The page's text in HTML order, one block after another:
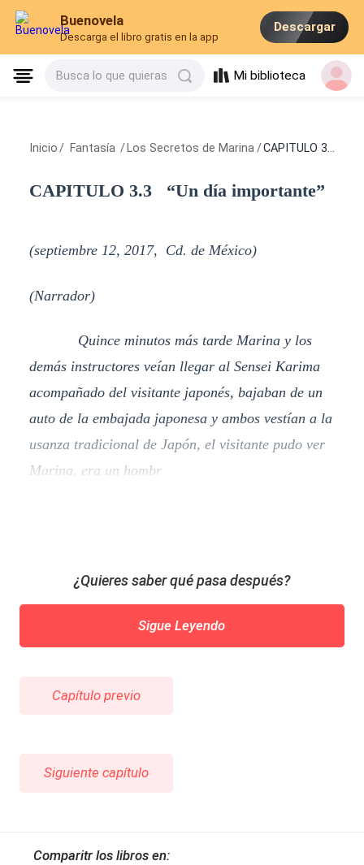
Buenovela
Descarga el libro gratis en la app
Descargar
Busca lo que quieras Mi biblioteca
Inicio / Fantasía / Los Secretos de Marina /CAPITULO 3.3 “Un día importante”
CAPITULO 3.3 “Un día importante”
(septiembre 12, 2017, Cd. de México)
(Narrador)
Quince minutos más tarde Marina y los
demás instructores veían llegar al Sensei Karima
acompañado del visitante japonés, bajaban de un
auto de la embajada japonesa y ambos vestían a la
usanza tradicional de Japón, el visitante pudo ver
Marina, era un hombr
¿Quieres saber qué pasa después?
Sigue Leyendo
Capítulo previo
Siguiente capítulo
Comparitr los libros en: